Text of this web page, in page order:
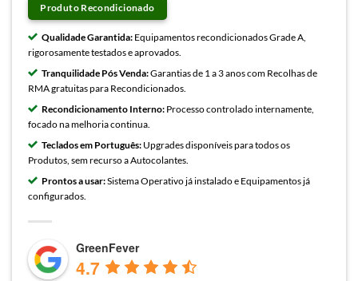
Produto Recondicionado
Qualidade Garantida: Equipamentos recondicionados Grade A,
rigorosamente testados e aprovados.
Tranquilidade Pós Venda:Garantias de 1 a 3 anos com Recolhas de
RMA gratuitas para Recondicionados.
Recondicionamento Interno: Processo controlado internamente,
focado na melhoria continua.
Teclados em Português: Upgrades disponíveis para todos os
Produtos, sem recurso a Autocolantes.
Prontos a usar:Sistema Operativo já instalado e Equipamentos já
configurados.
GreenFever
4.7